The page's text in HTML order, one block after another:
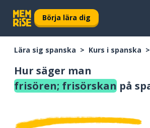
Börja lära dig
Lära sig spanska Kurs i spanska
Hur säger man
frisören; frisörskan på